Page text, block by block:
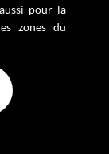
pour la
zones du